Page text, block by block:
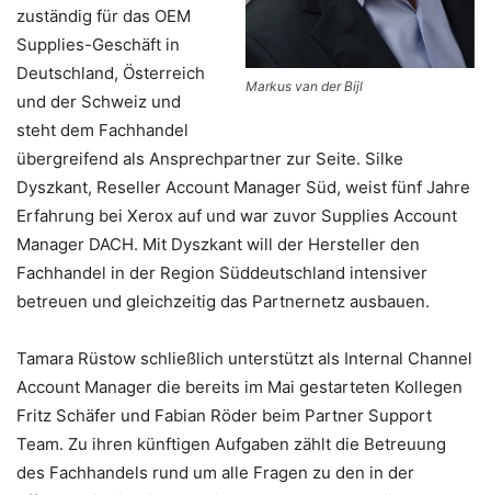
Markus van der Bijl
zuständig für das OEM
Supplies-Geschäft in
Deutschland, Österreich
und der Schweiz und
steht dem Fachhandel
übergreifend als Ansprechpartner zur Seite. Silke
Dyszkant, Reseller Account Manager Süd, weist fünf Jahre
Erfahrung bei Xerox auf und war zuvor Supplies Account
Manager DACH. Mit Dyszkant will der Hersteller den
Fachhandel in der Region Süddeutschland intensiver
betreuen und gleichzeitig das Partnernetz ausbauen.
Tamara Rüstow schließlich unterstützt als Internal Channel
Account Manager die bereits im Mai gestarteten Kollegen
Fritz Schäfer und Fabian Röder beim Partner Support
Team. Zu ihren künftigen Aufgaben zählt die Betreuung
des Fachhandels rund um alle Fragen zu den in der